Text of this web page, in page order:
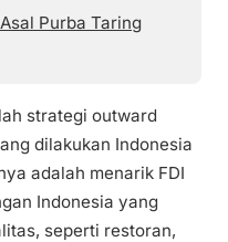
Purba Taring
strategi outward
dilakukan Indonesia
adalah menarik FDI
Indonesia yang
seperti restoran,